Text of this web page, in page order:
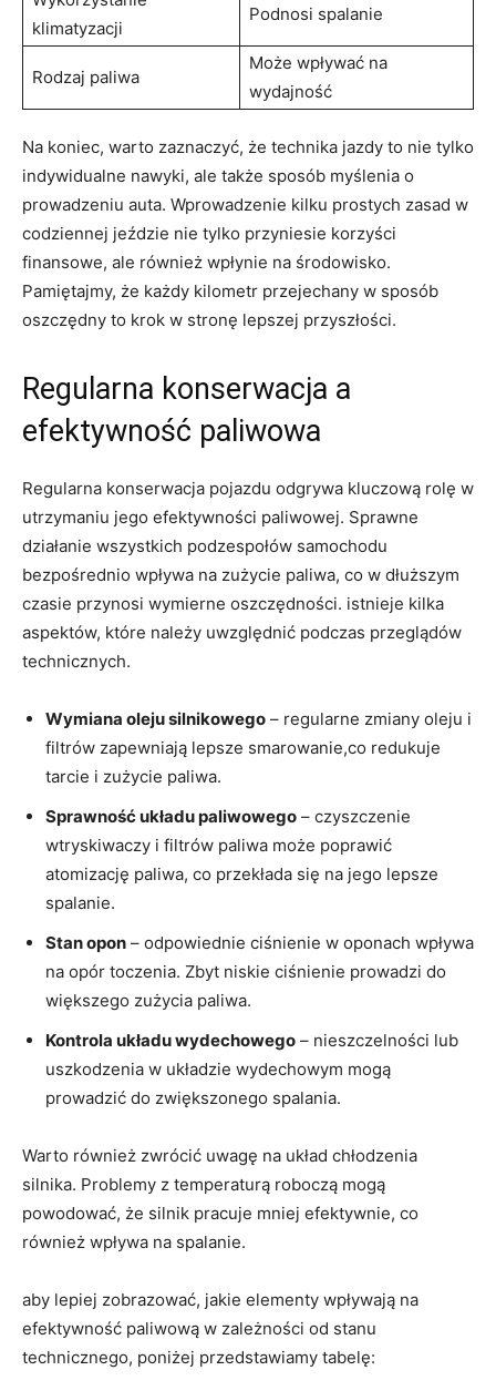
‍klimatyzacji
Podnosi spalanie
Rodzaj paliwa
Może wpływać na
⁢wydajność
Na​ koniec, warto zaznaczyć, że technika jazdy to nie tylko
⁤indywidualne nawyki, ale⁤ także sposób myślenia o
prowadzeniu auta. Wprowadzenie kilku prostych zasad w
‌codziennej jeździe nie tylko‌ przyniesie korzyści
finansowe, ale również wpłynie na ⁢środowisko.
Pamiętajmy,⁣ że każdy​ kilometr przejechany w sposób
oszczędny to ​krok w stronę lepszej‍ przyszłości.
Regularna konserwacja a
‌efektywność paliwowa
Regularna konserwacja pojazdu odgrywa⁤ kluczową rolę w
utrzymaniu jego‌ efektywności ‍paliwowej. Sprawne
działanie wszystkich⁣ podzespołów samochodu
⁢bezpośrednio wpływa ​na zużycie paliwa, co ‌w dłuższym
czasie przynosi wymierne oszczędności. istnieje kilka
aspektów, które należy uwzględnić ‍podczas ‌przeglądów​
technicznych.
Wymiana oleju ⁢silnikowego – regularne zmiany⁣ oleju i
filtrów zapewniają‍ lepsze smarowanie,co redukuje
tarcie i ‌zużycie paliwa.
Sprawność układu paliwowego ⁤–⁢ czyszczenie
wtryskiwaczy i filtrów ‌paliwa⁣ może poprawić
atomizację ‌paliwa, co ⁤przekłada się na⁢ jego lepsze
spalanie.
Stan opon – odpowiednie ciśnienie w oponach wpływa
⁤na ⁢opór toczenia. Zbyt niskie ciśnienie prowadzi⁤ do‍
większego zużycia paliwa.
Kontrola układu ​wydechowego – nieszczelności⁤ lub⁢
uszkodzenia w układzie​ wydechowym mogą
prowadzić do ⁤zwiększonego spalania.
Warto również zwrócić uwagę na układ chłodzenia
silnika. Problemy z temperaturą roboczą mogą
powodować, że ‍silnik​ pracuje mniej efektywnie, ​co
również wpływa na spalanie.
aby⁤ lepiej zobrazować, jakie ‌elementy wpływają na
⁤efektywność paliwową w ​zależności od stanu
technicznego, poniżej przedstawiamy tabelę: